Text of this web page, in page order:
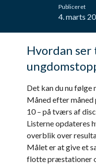
Publiceret
4. marts
Hvordan ser
Det kan du nu følge
Måned efter
10 – på tværs af
Listerne opdateres
overblik over
Målet er at give et
flotte præstationer